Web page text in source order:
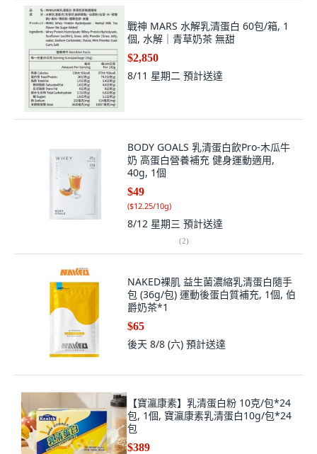
戰神 MARS 水解乳清蛋白 60包/箱, 1
個, 水解｜青草奶茶 無甜
$2,850
8/11 星期二 預計送達
BODY GOALS 乳清蛋白飲Pro-木瓜牛
奶 高蛋白營養補充 健身運動適用,
40g, 1個
$49
($12.25/10g)
8/12 星期三 預計送達
(2)
NAKED裸肌 益生菌濃縮乳清蛋白隨手
包 (36g/包) 運動後蛋白質補充, 1個, 伯
爵奶茶*1
$65
後天 8/8 (六) 預計送達
【寶瀛康素】乳清蛋白粉 10克/包*24
包, 1個, 寶瀛康素乳清蛋白10g/包*24
包
$389